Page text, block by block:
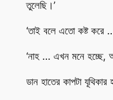
তুলেছি।’
‘তাই বলে এতো কষ্ট করে
‘নাহ … এখন মনে হচ্ছে,
ডান হাতের কাপটা যূথিকার